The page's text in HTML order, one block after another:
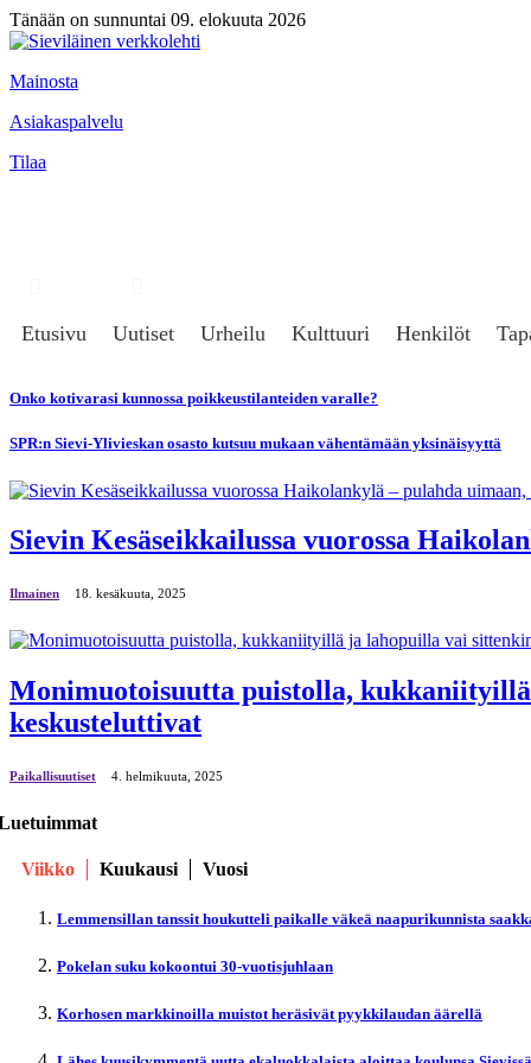
Tänään on sunnuntai 09. elokuuta 2026
Mainosta
Asiakaspalvelu
Tilaa
Etusivu Uutiset Urheilu Kulttuuri Henkilöt
Onko kotivarasi kunnossa poikkeustilanteiden varalle?
SPR:n Sievi-Ylivieskan osasto kutsuu mukaan vähentämään yksinäisyyttä
Sievin Kesäseikkailussa vuorossa
Ilmainen 18. kesäkuuta, 2025
Monimuotoisuutta puistolla,
keskusteluttivat
Paikallisuutiset 4. helmikuuta, 2025
Viikko Kuukausi Vuosi
Lemmensillan tanssit houkutteli paikalle väkeä naapurikunnista
Pokelan suku kokoontui 30-vuotisjuhlaan
Korhosen markkinoilla muistot heräsivät pyykkilaudan äärellä